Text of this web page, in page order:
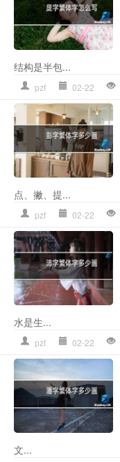
结构是半包...
pzf 02-22
点、撇、提...
pzf 02-22
水是生...
pzf 02-22
文...